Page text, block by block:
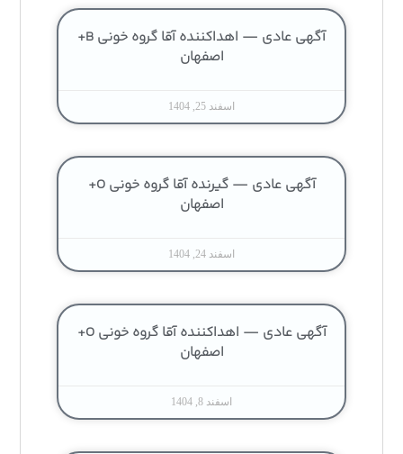
آگهی عادی — اهداکننده آقا گروه خونی B+
اصفهان
اسفند 25, 1404
آگهی عادی — گیرنده آقا گروه خونی O+
اصفهان
اسفند 24, 1404
آگهی عادی — اهداکننده آقا گروه خونی O+
اصفهان
اسفند 8, 1404